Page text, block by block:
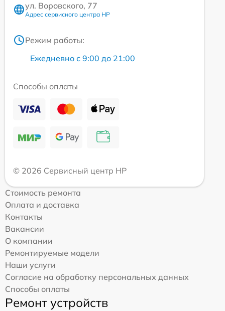
ул. Воровского, 77
Адрес сервисного центра HP
Режим работы:
Ежедневно с 9:00 до 21:00
Способы оплаты
© 2026 Сервисный центр HP
Стоимость ремонта
Оплата и доставка
Контакты
Вакансии
О компании
Ремонтируемые модели
Наши услуги
Согласие на обработку персональных данных
Способы оплаты
Ремонт устройств